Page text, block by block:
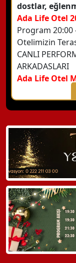
dostlar,
Ada Life Otel
Program 20:00
Otelimizin
CANLI
ARKADASLARI
Ada Life Otel
Hemen
Detaylı